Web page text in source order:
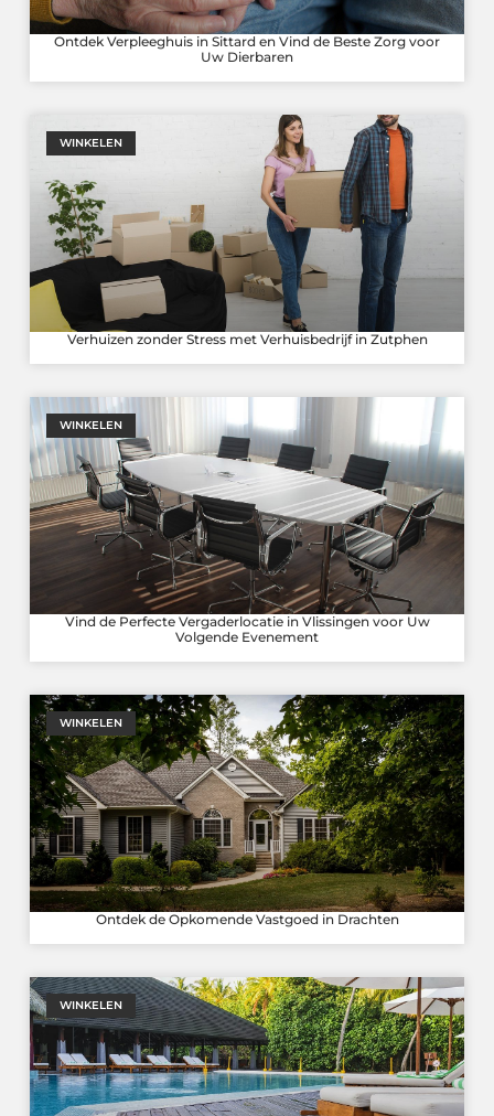
Ontdek Verpleeghuis in Sittard en Vind de Beste Zorg voor
Uw Dierbaren
WINKELEN
Verhuizen zonder Stress met Verhuisbedrijf in Zutphen
WINKELEN
Vind de Perfecte Vergaderlocatie in Vlissingen voor Uw
Volgende Evenement
WINKELEN
Ontdek de Opkomende Vastgoed in Drachten
WINKELEN